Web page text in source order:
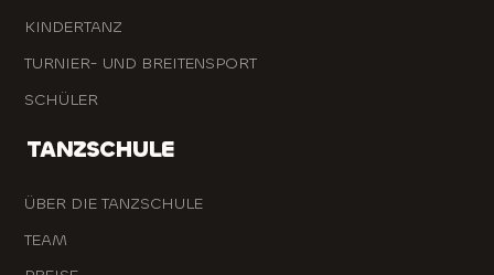
KINDERTANZ
TURNIER- UND BREITENSPORT
SCHÜLER
TANZSCHULE
ÜBER DIE TANZSCHULE
TEAM